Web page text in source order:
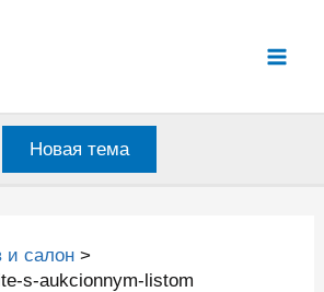
Новая тема
и салон
s-aukcionnym-listom